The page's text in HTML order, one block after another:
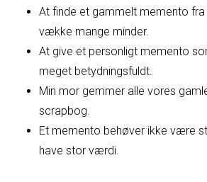
At finde et gammelt memento
vække mange minder.
At give et personligt memento
meget betydningsfuldt.
Min mor gemmer alle vores
scrapbog.
Et memento behøver ikke være
have stor værdi.